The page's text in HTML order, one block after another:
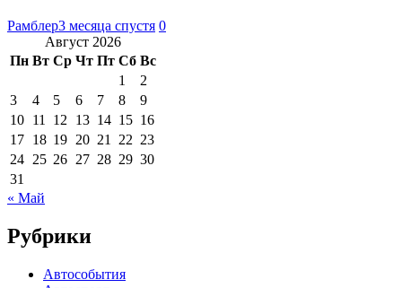
Рамблер3 месяца спустя 0
Август 2026
Пн Вт Ср Чт Пт Сб Вс
1
2
3
4 5 6 7 8
9
10 11 12 13 14 15 16
17 18 19 20 21 22 23
24 25 26 27 28 29 30
31
« Май
Рубрики
Автособытия